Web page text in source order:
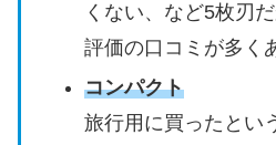
くない、など5枚刃
評価の口コミが多く
コンパクト
旅行用に買ったとい